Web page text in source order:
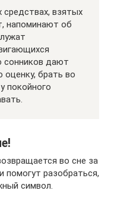
взятых
напоминают об
сонников дают
оценку, брать во
покойного
во сне за
разобраться,
символ.